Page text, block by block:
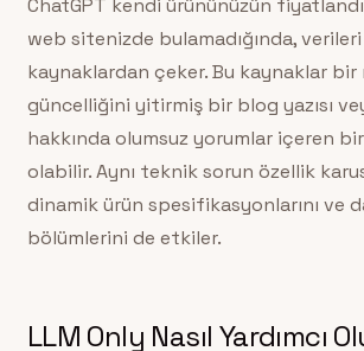
ChatGPT kendi ürününüzün
web sitenizde bulamadığında,
kaynaklardan çeker. Bu kaynaklar
güncelliğini yitirmiş bir blog yazısı
hakkında olumsuz yorumlar içeren
olabilir. Aynı teknik sorun özellik
dinamik ürün spesifikasyonlarını ve
bölümlerini de etkiler.
LLM Only Nasıl Yardımcı